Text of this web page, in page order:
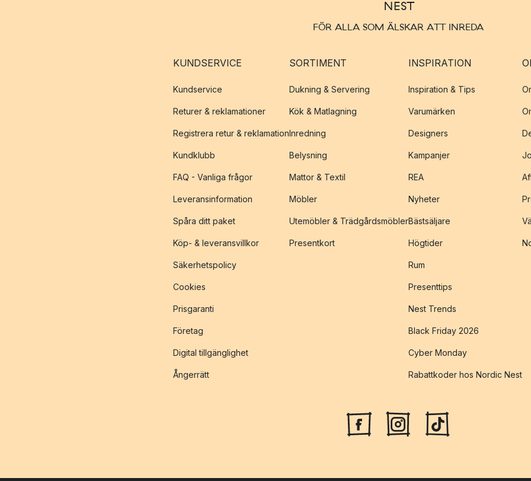
FÖR ALLA SOM ÄLSKAR ATT INREDA
KUNDSERVICE
Kundservice
Returer & reklamationer
Registrera retur & reklamation
Kundklubb
FAQ - Vanliga frågor
Leveransinformation
Spåra ditt paket
Köp- & leveransvillkor
Säkerhetspolicy
Cookies
Prisgaranti
Företag
Digital tillgänglighet
Ångerrätt
SORTIMENT
Dukning & Servering
Kök & Matlagning
Inredning
Belysning
Mattor & Textil
Möbler
Utemöbler & Trädgårdsmöbler
Presentkort
INSPIRATION
Inspiration & Tips
Varumärken
Designers
Kampanjer
REA
Nyheter
Bästsäljare
Högtider
Rum
Presenttips
Nest Trends
Black Friday 2026
Cyber Monday
Rabattkoder hos Nordic Nest